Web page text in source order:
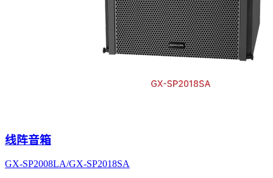
线阵音箱
GX-SP2008LA/GX-SP2018SA